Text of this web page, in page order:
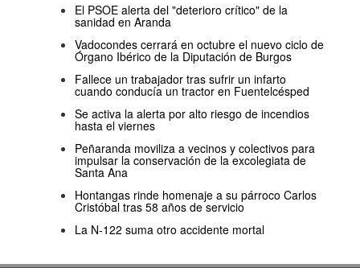
El PSOE alerta del "deterioro crítico" de la
sanidad en Aranda
Vadocondes cerrará en octubre el nuevo ciclo de
Órgano Ibérico de la Diputación de Burgos
Fallece un trabajador tras sufrir un infarto
cuando conducía un tractor en Fuentelcésped
Se activa la alerta por alto riesgo de incendios
hasta el viernes
Peñaranda moviliza a vecinos y colectivos para
impulsar la conservación de la excolegiata de
Santa Ana
Hontangas rinde homenaje a su párroco Carlos
Cristóbal tras 58 años de servicio
La N-122 suma otro accidente mortal